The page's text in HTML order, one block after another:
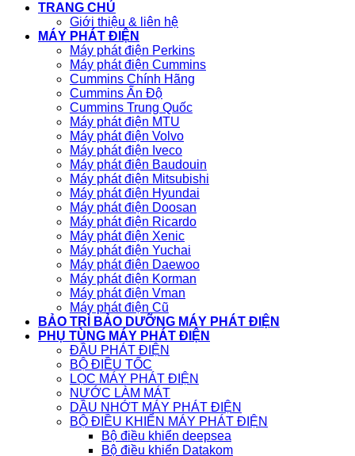
TRANG CHỦ
Giới thiệu & liên hệ
MÁY PHÁT ĐIỆN
Máy phát điện Perkins
Máy phát điện Cummins
Cummins Chính Hãng
Cummins Ấn Độ
Cummins Trung Quốc
Máy phát điện MTU
Máy phát điện Volvo
Máy phát điện Iveco
Máy phát điện Baudouin
Máy phát điện Mitsubishi
Máy phát điện Hyundai
Máy phát điện Doosan
Máy phát điện Ricardo
Máy phát điện Xenic
Máy phát điện Yuchai
Máy phát điện Daewoo
Máy phát điện Korman
Máy phát điện Vman
Máy phát điện Cũ
BẢO TRÌ BẢO DƯỠNG MÁY PHÁT ĐIỆN
PHỤ TÙNG MÁY PHÁT ĐIỆN
ĐẦU PHÁT ĐIỆN
BỘ ĐIỀU TỐC
LỌC MÁY PHÁT ĐIỆN
NƯỚC LÀM MÁT
DẦU NHỚT MÁY PHÁT ĐIỆN
BỘ ĐIỀU KHIỂN MÁY PHÁT ĐIỆN
Bộ điều khiển deepsea
Bộ điều khiển Datakom